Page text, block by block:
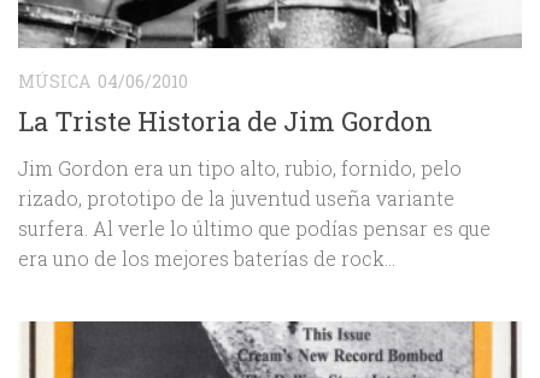
MÚSICA 04/06/2010
La Triste Historia de Jim Gordon
Jim Gordon era un tipo alto, rubio, fornido, pelo
rizado, prototipo de la juventud useña variante
surfera. Al verle lo último que podías pensar es que
era uno de los mejores baterías de rock...